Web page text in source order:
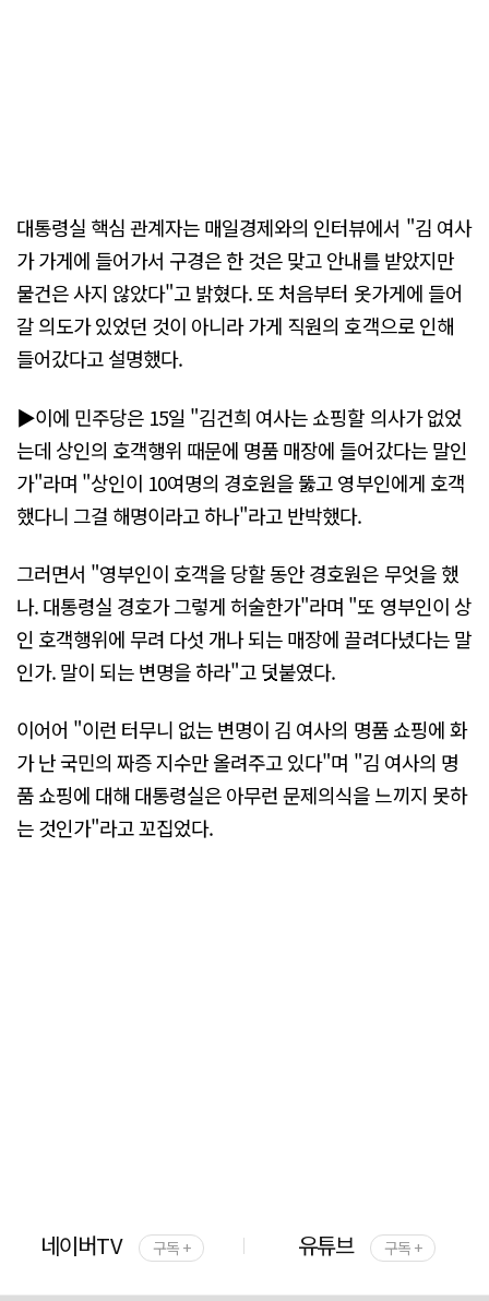
대통령실 핵심 관계자는 매일경제와의 인터뷰에서 "김 여사
가 가게에 들어가서 구경은 한 것은 맞고 안내를 받았지만
물건은 사지 않았다"고 밝혔다. 또 처음부터 옷가게에 들어
갈 의도가 있었던 것이 아니라 가게 직원의 호객으로 인해
들어갔다고 설명했다.
▶이에 민주당은 15일 "김건희 여사는 쇼핑할 의사가 없었
는데 상인의 호객행위 때문에 명품 매장에 들어갔다는 말인
가"라며 "상인이 10여명의 경호원을 뚫고 영부인에게 호객
했다니 그걸 해명이라고 하나"라고 반박했다.
그러면서 "영부인이 호객을 당할 동안 경호원은 무엇을 했
나. 대통령실 경호가 그렇게 허술한가"라며 "또 영부인이 상
인 호객행위에 무려 다섯 개나 되는 매장에 끌려다녔다는 말
인가. 말이 되는 변명을 하라"고 덧붙였다.
이어어 "이런 터무니 없는 변명이 김 여사의 명품 쇼핑에 화
가 난 국민의 짜증 지수만 올려주고 있다"며 "김 여사의 명
품 쇼핑에 대해 대통령실은 아무런 문제의식을 느끼지 못하
는 것인가"라고 꼬집었다.
네이버TV 구독 + 유튜브 구독 +